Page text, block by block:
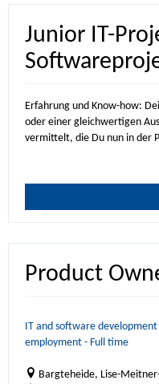
Junior IT-
Erfahrung und Know-how:
oder einer gleichwertigen
vermittelt, die Du nun in der
Product
IT and software
employment - Full time
Bargteheide, Lise-